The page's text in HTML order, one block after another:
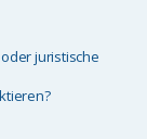
juristische